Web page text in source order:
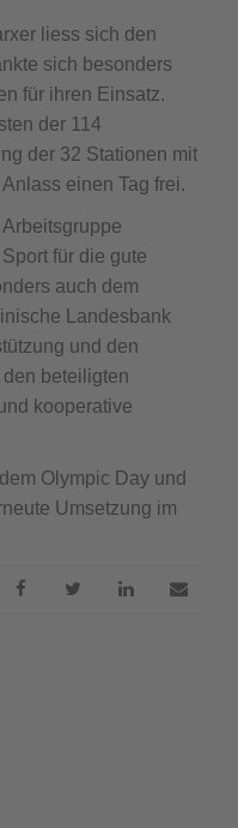
liess sich den
sich besonders
für ihren Einsatz.
der 114
der 32 Stationen mit
einen Tag frei.
für die gute
auch dem
Landesbank
und den
beteiligten
kooperative
Olympic Day und
Umsetzung im